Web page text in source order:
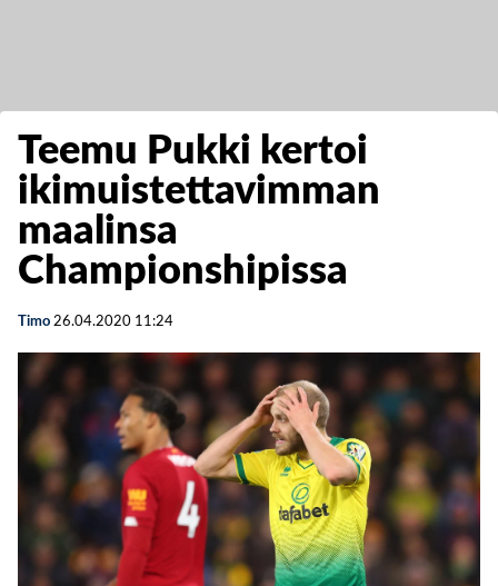
Teemu Pukki kertoi
ikimuistettavimman
maalinsa
Championshipissa
Timo 26.04.2020 11:24